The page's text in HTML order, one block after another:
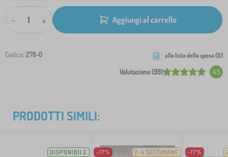
- + Aggiungi al carrello
Codice: 278-0
Valutazione (99) 4.5
alla lista della spesa (0)
PRODOTTI SIMILI:
DISPONIBILE -17% 2-4 SETTIMANE
-17%